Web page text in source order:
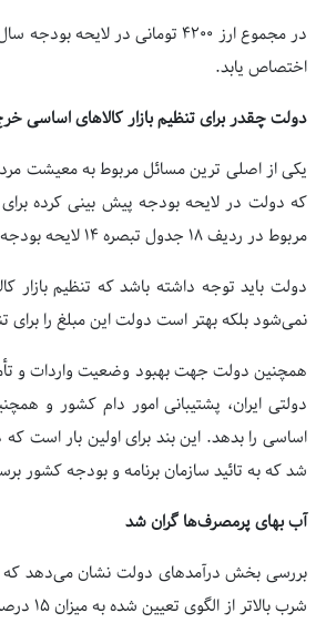
در مجموع ارز ۴۲۰۰ تومانی در
اختصاص یابد.
دولت چقدر برای تنظیم بازار کالاهای اساسی
یکی از اصلی ترین مسائل مربوط به معیشت
که دولت در لایحه بودجه پیش بینی کرده برای
مربوط در ردیف ۱۸ جدول تبصره ۱۴ لایحه بودجه ۱۴۰۱، ۴ هزار میلیارد تومان اعتبار در نظر گرفته شده است.
دولت باید توجه داشته باشد که تنظیم
نمی‌شود بلکه بهتر است دولت این مبلغ را
همچنین دولت جهت بهبود وضعیت واردات و
دولتی ایران، پشتیبانی امور دام کشور و
اساسی را بدهد. این بند برای اولین بار
شد که به تائید سازمان برنامه و بودجه کشور
آب بهای پرمصرف‌ها گران شد
بررسی بخش درآمدهای دولت نشان می‌دهد که
شرب بالاتر از الگوی تعیین شده به میزان ۱۵ درصد گران کند.